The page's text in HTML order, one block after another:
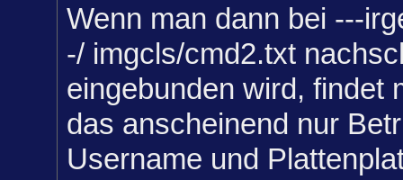
Wenn man dann bei ---
-/ imgcls/cmd2.txt
eingebunden wird, findet
das anscheinend nur
Username und